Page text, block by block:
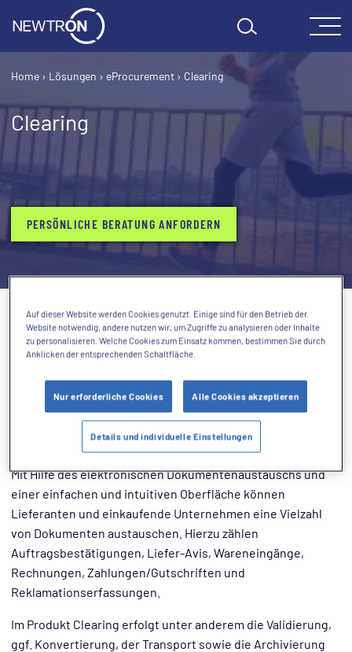
Home › Lösungen › eProcurement › Clearing
Clearing
PERSÖNLICHE BERATUNG ANFORDERN
Purchase-to-Pay Prozess optimieren
Mit Newtron Clearing steht Ihnen eine komfortable Lösung
für die elektronische und automatisierte Bearbeitung von
sämtlichen Bestell- und Folgeprozessen zur Verfügung.
Mit Hilfe des elektronischen Dokumentenaustauschs und
einer einfachen und intuitiven Oberfläche können
Lieferanten und einkaufende Unternehmen eine Vielzahl
von Dokumenten austauschen. Hierzu zählen
Auftragsbestätigungen, Liefer-Avis, Wareneingänge,
Rechnungen, Zahlungen/Gutschriften und
Reklamationserfassungen.
Im Produkt Clearing erfolgt unter anderem die Validierung,
ggf. Konvertierung, der Transport sowie die Archivierung
Auf dieser Website werden Cookies genutzt. Einige sind für den Betrieb der
Website notwendig, andere nutzen wir, um Zugriffe zu analysieren oder Inhalte
zu personalisieren. Welche Cookies zum Einsatz kommen, bestimmen Sie durch
Anklicken der entsprechenden Schaltfläche.
Nur erforderliche Cookies Alle Cookies akzeptieren
Details und individuelle Einstellungen